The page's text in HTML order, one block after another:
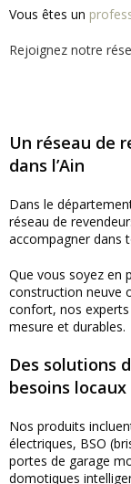
Vous êtes un
Rejoignez notre
Un réseau de
dans l’Ain
Dans le
réseau de
accompagner dans
Que vous soyez en
construction neuve
confort, nos
mesure et durables.
Des solutions
besoins locaux
Nos produits
électriques, BSO
portes de garage
domotiques